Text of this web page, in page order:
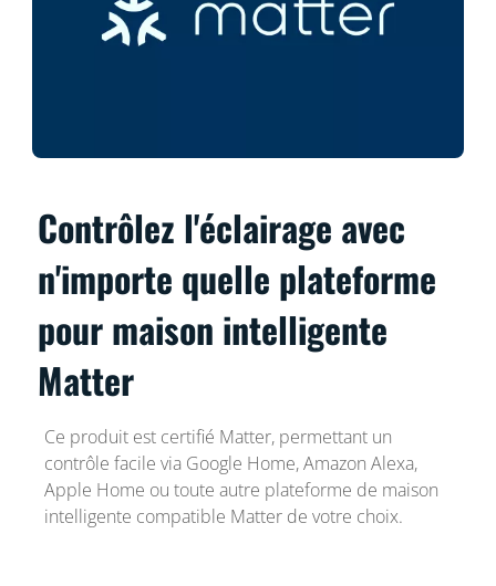
Contrôlez l'éclairage avec
n'importe quelle plateforme
pour maison intelligente
Matter
Ce produit est certifié Matter, permettant un
contrôle facile via Google Home, Amazon Alexa,
Apple Home ou toute autre plateforme de maison
intelligente compatible Matter de votre choix.